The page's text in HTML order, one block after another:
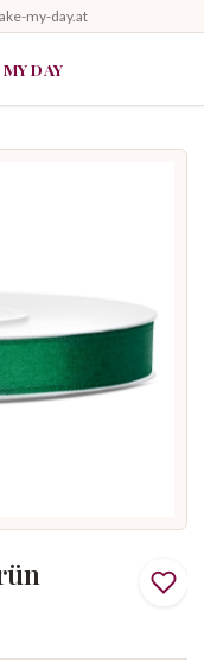
my-day.at
DAY